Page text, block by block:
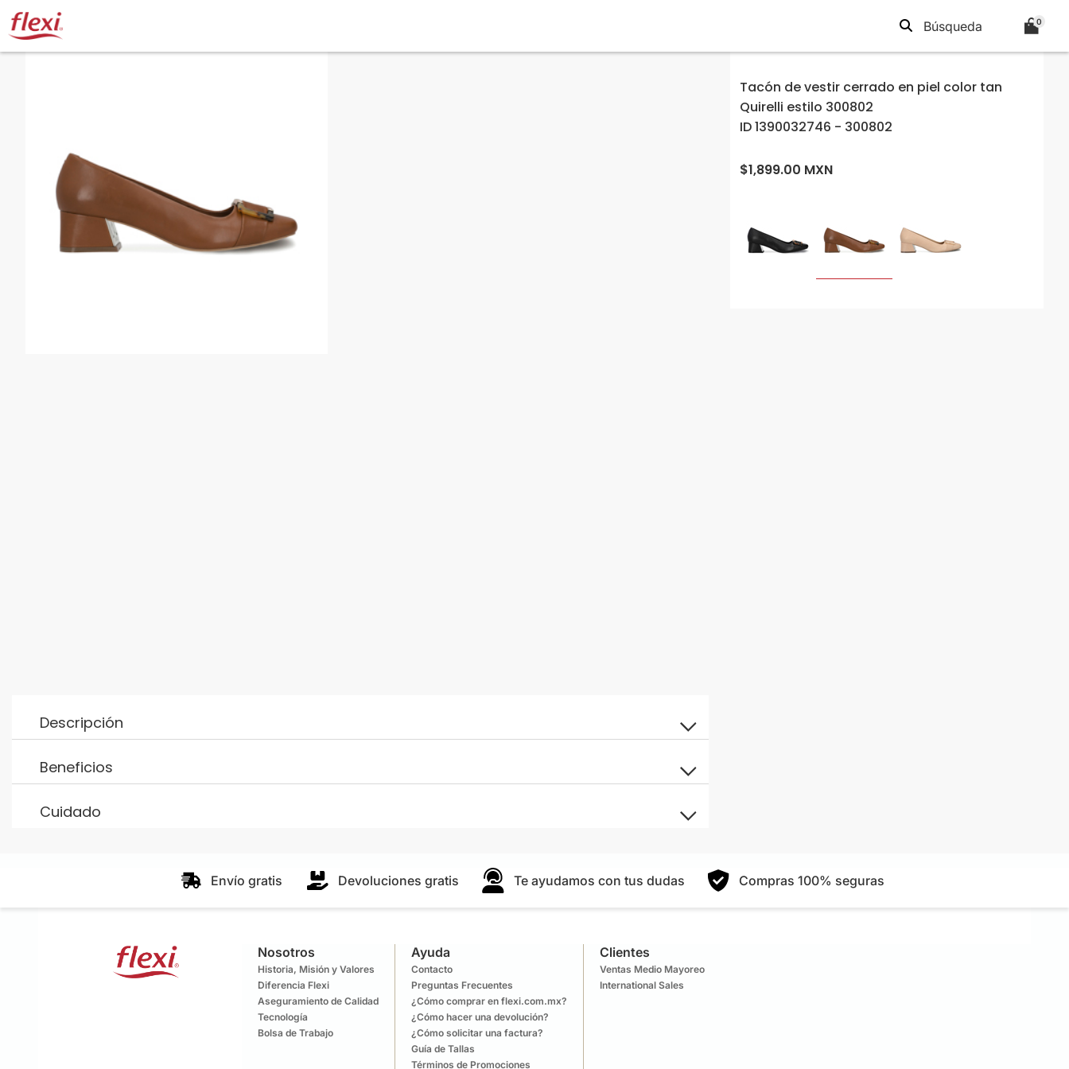
0
Tacón de vestir cerrado en piel color tan
Quirelli estilo 300802
ID 1390032746 - 300802
$1,899.00 MXN
Descripción
Beneficios
Cuidado
Envío gratis Devoluciones gratis Te ayudamos con tus dudas Compras 100% seguras
Nosotros
Historia, Misión y Valores
Diferencia Flexi
Aseguramiento de Calidad
Tecnología
Bolsa de Trabajo
Ayuda
Contacto
Preguntas Frecuentes
¿Cómo comprar en flexi.com.mx?
¿Cómo hacer una devolución?
¿Cómo solicitar una factura?
Guía de Tallas
Términos de Promociones
Clientes
Ventas Medio Mayoreo
International Sales